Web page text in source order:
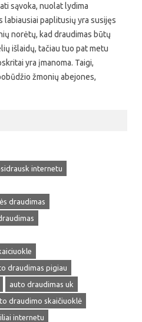
sąvoka, nuolat lydima
labiausiai paplitusių yra susijęs
norėtų, kad draudimas būtų
išlaidų, tačiau tuo pat metu
yra įmanoma. Taigi,
žmonių abejones,
internetu
draudimas
draudimas pigiau
auto draudimas uk
draudimo skaičiuoklė
internetu